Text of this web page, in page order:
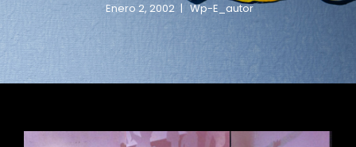
Enero 2, 2002 Wp-E_autor